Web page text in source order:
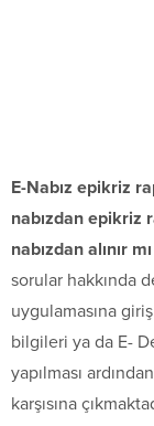
E-Nabız epikriz
nabızdan epikriz
nabızdan alınır mı
sorular hakkında
uygulamasına
bilgileri ya da E-
yapılması
karşısına